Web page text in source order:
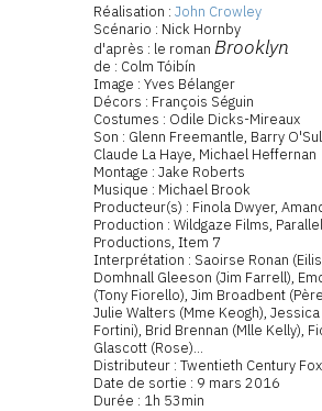
Réalisation : John Crowley
Scénario : Nick Hornby
d'après : le roman Brooklyn
de : Colm Tóibín
Image : Yves Bélanger
Décors : François Séguin
Costumes : Odile Dicks-Mireaux
Son : Glenn Freemantle, Barry
Claude La Haye, Michael Heffernan
Montage : Jake Roberts
Musique : Michael Brook
Producteur(s) : Finola Dwyer,
Production : Wildgaze Films,
Productions, Item 7
Interprétation : Saoirse Ronan
Domhnall Gleeson (Jim Farrell),
(Tony Fiorello), Jim Broadbent
Julie Walters (Mme Keogh),
Fortini), Brid Brennan (Mlle Kelly),
Glascott (Rose)...
Distributeur : Twentieth Century
Date de sortie : 9 mars 2016
Durée : 1h 53min